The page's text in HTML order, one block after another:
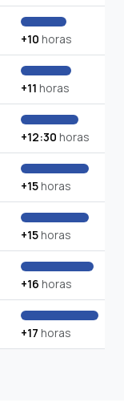
+10 horas
+11 horas
+12:30 horas
+15horas
+15horas
+16 horas
+17 horas